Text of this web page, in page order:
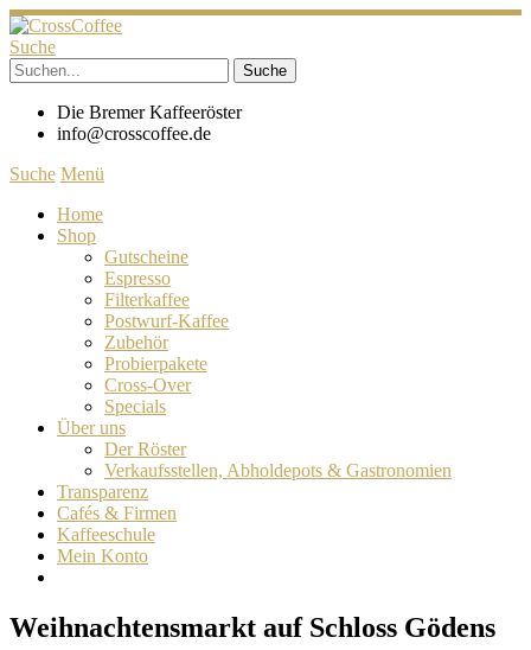
Suche
Die Bremer Kaffeeröster
info@crosscoffee.de
Suche Menü
Home
Shop
Gutscheine
Espresso
Filterkaffee
Postwurf-Kaffee
Zubehör
Probierpakete
Cross-Over
Specials
Über uns
Der Röster
Verkaufsstellen, Abholdepots & Gastronomien
Transparenz
Cafés & Firmen
Kaffeeschule
Mein Konto
Weihnachtensmarkt auf Schloss Gödens